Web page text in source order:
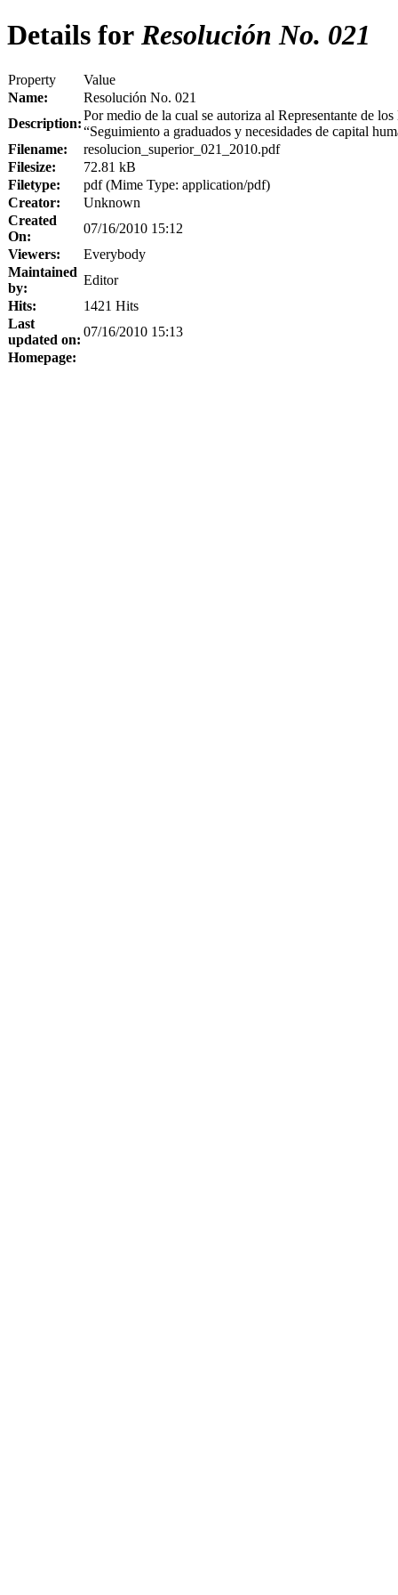
Details for Resolución No. 021
Property
Value
Name:
Resolución No. 021
Description:
Por medio de la cual se autoriza al Representante de
“Seguimiento a graduados y necesidades de capital
Filename:
resolucion_superior_021_2010.pdf
Filesize:
72.81 kB
Filetype:
pdf (Mime Type: application/pdf)
Creator:
Unknown
Created
On:
07/16/2010 15:12
Viewers:
Everybody
Maintained
by:
Editor
Hits:
1421 Hits
Last
updated on:
07/16/2010 15:13
Homepage: